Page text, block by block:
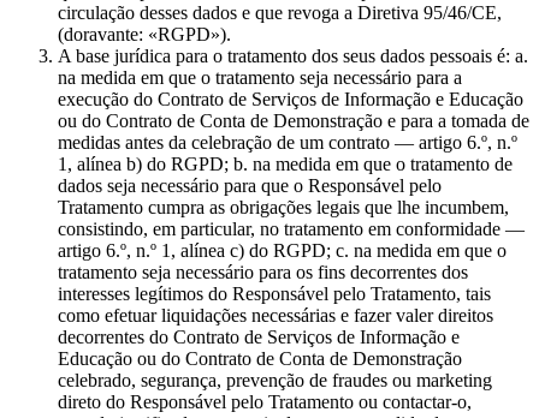
circulação desses dados e que revoga a Diretiva 95/46/CE,
(doravante: «RGPD»).
A base jurídica para o tratamento dos seus dados pessoais é: a.
na medida em que o tratamento seja necessário para a
execução do Contrato de Serviços de Informação e Educação
ou do Contrato de Conta de Demonstração e para a tomada de
medidas antes da celebração de um contrato — artigo 6.º, n.º
1, alínea b) do RGPD; b. na medida em que o tratamento de
dados seja necessário para que o Responsável pelo
Tratamento cumpra as obrigações legais que lhe incumbem,
consistindo, em particular, no tratamento em conformidade —
artigo 6.º, n.º 1, alínea c) do RGPD; c. na medida em que o
tratamento seja necessário para os fins decorrentes dos
interesses legítimos do Responsável pelo Tratamento, tais
como efetuar liquidações necessárias e fazer valer direitos
decorrentes do Contrato de Serviços de Informação e
Educação ou do Contrato de Conta de Demonstração
celebrado, segurança, prevenção de fraudes ou marketing
direto do Responsável pelo Tratamento ou contactar-o,